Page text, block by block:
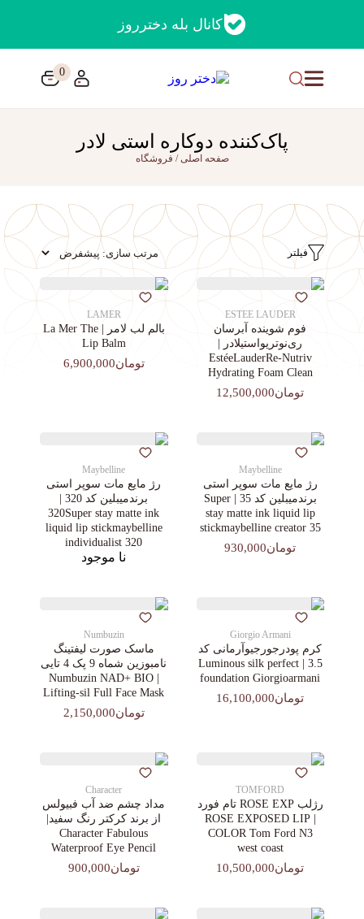
کانال بله دخترروز
0
پاک‌کننده دوکاره استی لادر
صفحه اصلی/ فروشگاه
فیلتر
ESTEE LAUDER
فوم شوینده آبرسان
ری‌نوتریواستیلادر |
EstéeLauderRe-Nutriv
Hydrating Foam Clean
تومان12,500,000
LAMER
بالم لب لامر | La Mer The
Lip Balm
تومان6,900,000
Maybelline
رژ مایع مات سوپر استی‌
برندمیبلین کد 35 | Super
stay matte ink liquid lip
stickmaybelline creator 35
تومان930,000
Maybelline
رژ مایع مات سوپر استی‌
برندمیبلین کد 320 |
320Super stay matte ink
liquid lip stickmaybelline
individualist 320
نا موجود
Giorgio Armani
کرم پودرجورجیوآرمانی کد
3.5 | Luminous silk perfect
foundation Giorgioarmani
تومان16,100,000
Numbuzin
ماسک صورت لیفتینگ
نامبوزین شماه 9 پک 4 تایی
| Numbuzin NAD+ BIO
Lifting-sil Full Face Mask
تومان2,150,000
TOMFORD
رژلب ROSE EXP تام فورد
| ROSE EXPOSED LIP
COLOR Tom Ford N3
west coast
تومان10,500,000
Character
مداد چشم ضد آب فبیولس
از برند کرکتر رنگ سفید|
Character Fabulous
Waterproof Eye Pencil
تومان900,000